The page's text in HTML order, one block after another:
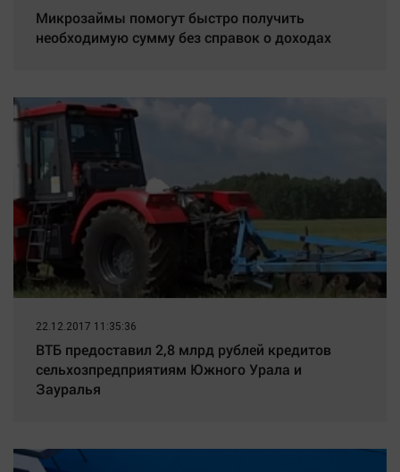
Микрозаймы помогут быстро получить
необходимую сумму без справок о доходах
22.12.2017 11:35:36
ВТБ предоставил 2,8 млрд рублей кредитов
сельхозпредприятиям Южного Урала и
Зауралья